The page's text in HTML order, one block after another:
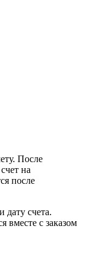
После
на
после
дату счета.
вместе с заказом